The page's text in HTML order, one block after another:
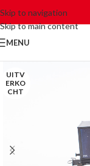
Skip to navigation
Skip to main content
MENU
UITV
ERKO
CHT